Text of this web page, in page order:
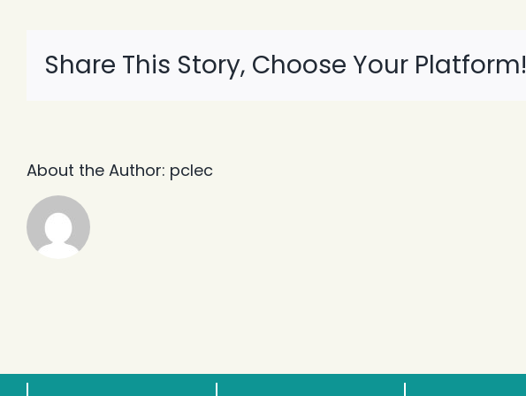
Share This Story, Choose Your Platform!
About the Author: pclec